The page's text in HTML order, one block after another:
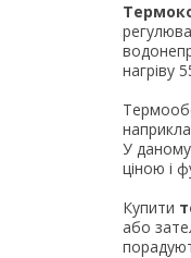
нагріву
У даному
ціною і
Купити
або